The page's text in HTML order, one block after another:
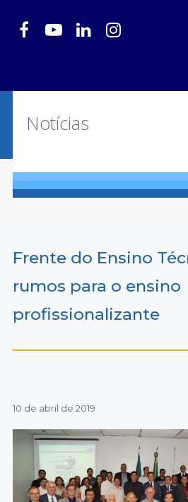
Notícias
Frente do Ensino
rumos para o ensino
profissionalizante
10 de abril de 2019